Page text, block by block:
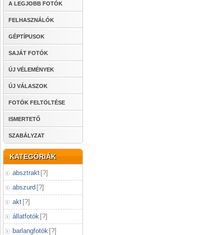
A LEGJOBB FOTÓK
FELHASZNÁLÓK
GÉPTÍPUSOK
SAJÁT FOTÓK
ÚJ VÉLEMÉNYEK
ÚJ VÁLASZOK
FOTÓK FELTÖLTÉSE
ISMERTETŐ
SZABÁLYZAT
KATEGÓRIÁK
absztrakt [?]
abszurd [?]
akt [?]
állatfotók [?]
barlangfotók [?]